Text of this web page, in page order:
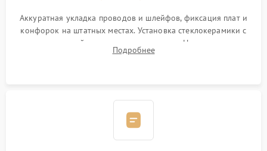
Аккуратная укладка проводов и шлейфов, фиксация плат и
конфорок на штатных местах. Установка стеклокерамики с
проверкой равномерности зазоров. Нанесение
термостойкого герметика или укладка уплотнительной
Подробнее